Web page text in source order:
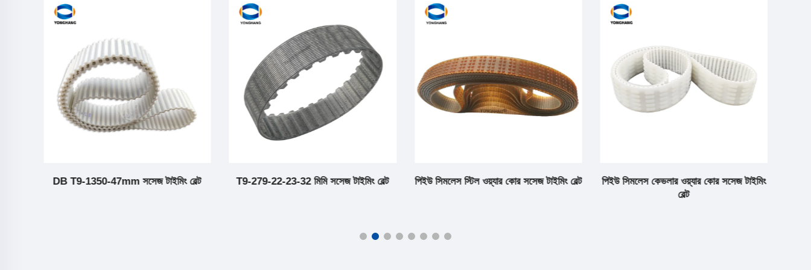
DB T9-1350-47mm সসেজ টাইমিং বেল্ট T9-279-22-23-32 মিমি সসেজ টাইমিং বেল্ট পিইউ সিমলেস স্টিল ওয়্যার কোর সসেজ টাইমিং বেল্ট
পিইউ সিমলেস কেভলার ওয়্যার কোর সসেজ টাইমিং
বেল্ট